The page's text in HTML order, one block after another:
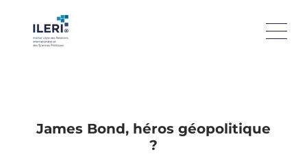
James Bond, héros géopolitique
?